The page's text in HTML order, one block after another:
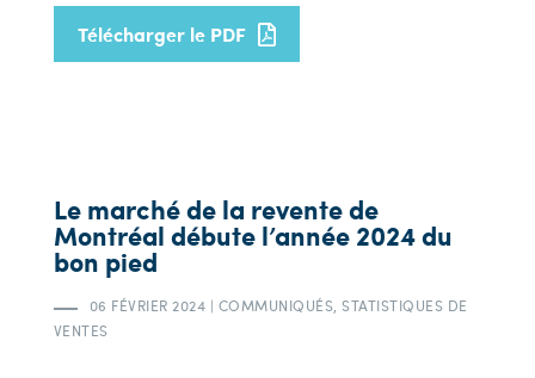
Télécharger le PDF
Le marché de la revente de
Montréal débute l’année 2024 du
bon pied
06 FÉVRIER 2024 | COMMUNIQUÉS, STATISTIQUES DE
VENTES